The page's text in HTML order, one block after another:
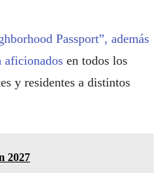
Passport”, además
aficionados en todos los
y residentes a distintos
2027